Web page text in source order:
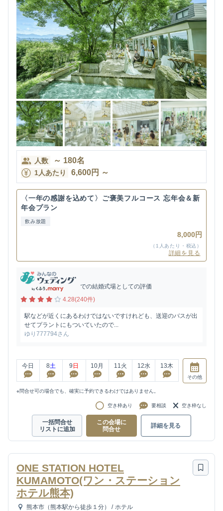
人数 ～ 180名
1人あたり 6,600円 ～
〈一年の感謝を込めて〉ご褒美フルコース 忘年会＆新
年会プラン
飲み放題
8,000円
（1人あたり・税込）
詳細を見る
での結婚式場としての評価
4.28(240件)
駅などが近くにあるわけではないですけれども、送迎のバスが出
せてプラントにもついていたので...
ゆり777794さん
今日 8土 9 日 10月 11火 12水 13木
その他
※問合せ可の場合でも、確実に予約できるわけではありません。
空き枠あり 要相談 空き枠なし
一括問合せ
リストに追加
この会場に
問合せ
詳細を見る
ONE STATION HOTEL
KUMAMOTO(ワン・ステーション
ホテル熊本)
熊本市（熊本駅から徒歩１分） / ホテル